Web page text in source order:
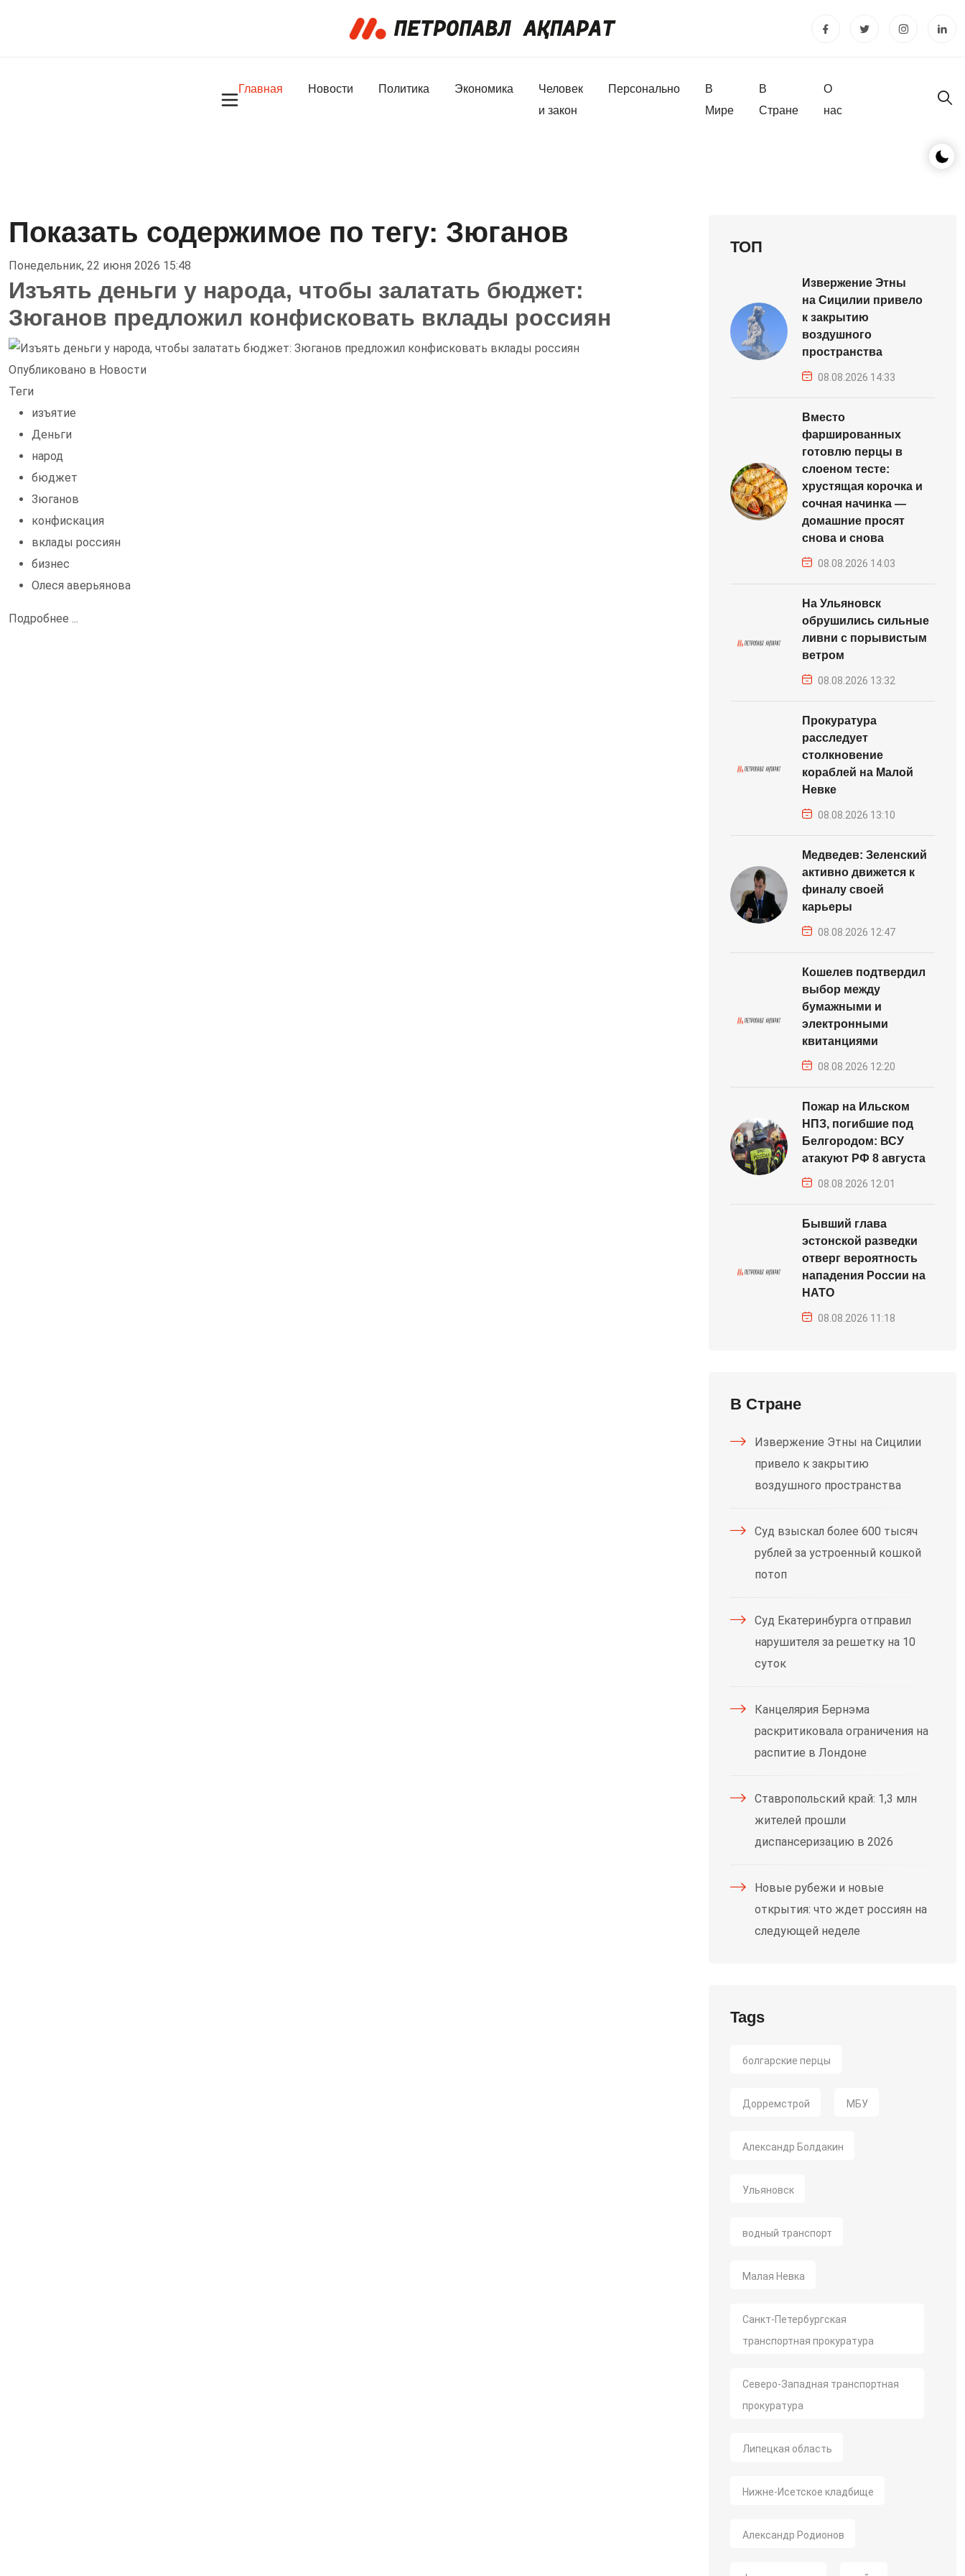
Главная Новости Политика Экономика
Человек
и закон
Персонально
В
Мире
В
Стране
О
нас
Показать содержимое по тегу: Зюганов
Понедельник, 22 июня 2026 15:48
Изъять деньги у народа, чтобы залатать бюджет:
Зюганов предложил конфисковать вклады россиян
Опубликовано в Новости
Теги
изъятие
Деньги
народ
бюджет
Зюганов
конфискация
вклады россиян
бизнес
Олеся аверьянова
Подробнее ...
ТОП
Извержение Этны
на Сицилии привело
к закрытию
воздушного
пространства
08.08.2026 14:33
Вместо
фаршированных
готовлю перцы в
слоеном тесте:
хрустящая корочка и
сочная начинка —
домашние просят
снова и снова
08.08.2026 14:03
На Ульяновск
обрушились сильные
ливни с порывистым
ветром
08.08.2026 13:32
Прокуратура
расследует
столкновение
кораблей на Малой
Невке
08.08.2026 13:10
Медведев: Зеленский
активно движется к
финалу своей
карьеры
08.08.2026 12:47
Кошелев подтвердил
выбор между
бумажными и
электронными
квитанциями
08.08.2026 12:20
Пожар на Ильском
НПЗ, погибшие под
Белгородом: ВСУ
атакуют РФ 8 августа
08.08.2026 12:01
Бывший глава
эстонской разведки
отверг вероятность
нападения России на
НАТО
08.08.2026 11:18
В Стране
Извержение Этны на Сицилии
привело к закрытию
воздушного пространства
Суд взыскал более 600 тысяч
рублей за устроенный кошкой
потоп
Суд Екатеринбурга отправил
нарушителя за решетку на 10
суток
Канцелярия Бернэма
раскритиковала ограничения на
распитие в Лондоне
Ставропольский край: 1,3 млн
жителей прошли
диспансеризацию в 2026
Новые рубежи и новые
открытия: что ждет россиян на
следующей неделе
Tags
болгарские перцы
Дорремстрой МБУ
Александр Болдакин
Ульяновск
водный транспорт
Малая Невка
Санкт-Петербургская
транспортная прокуратура
Северо-Западная транспортная
прокуратура
Липецкая область
Нижне-Исетское кладбище
Александр Родионов